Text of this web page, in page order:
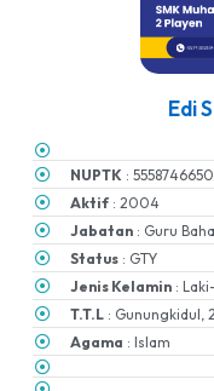
Edi
NUPTK :
Aktif : 2004
Jabatan : Guru
Status : GTY
Jenis Kelamin :
T.T.L : Gunungkidul,
Agama : Islam